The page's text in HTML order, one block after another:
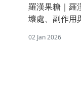
羅漢果糖｜羅
壞處、副作用
02 Jan 2026